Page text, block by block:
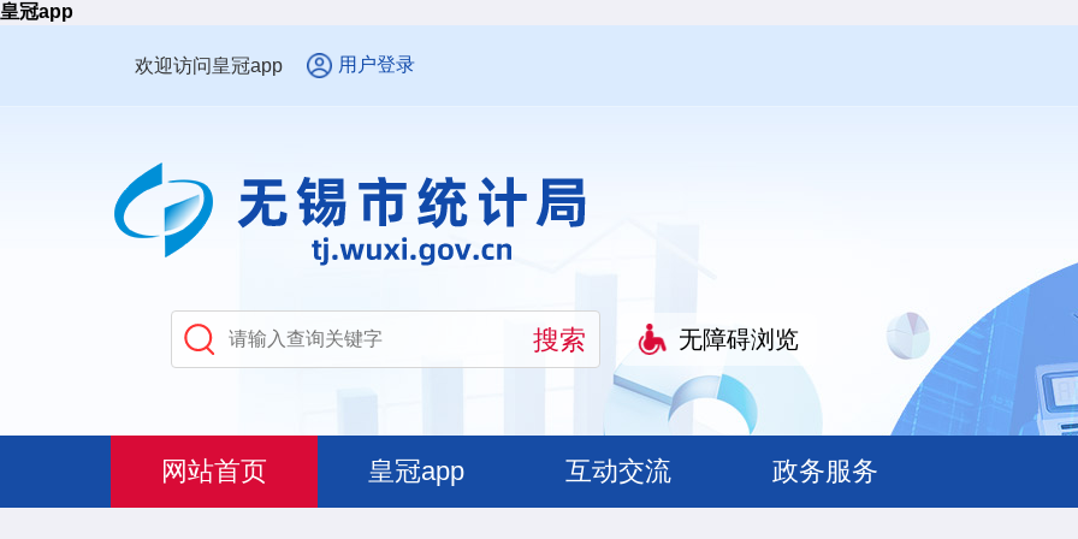
皇冠app
欢迎访问皇冠app 用户登录
无障碍浏览
网站首页 皇冠app 互动交流 政务服务